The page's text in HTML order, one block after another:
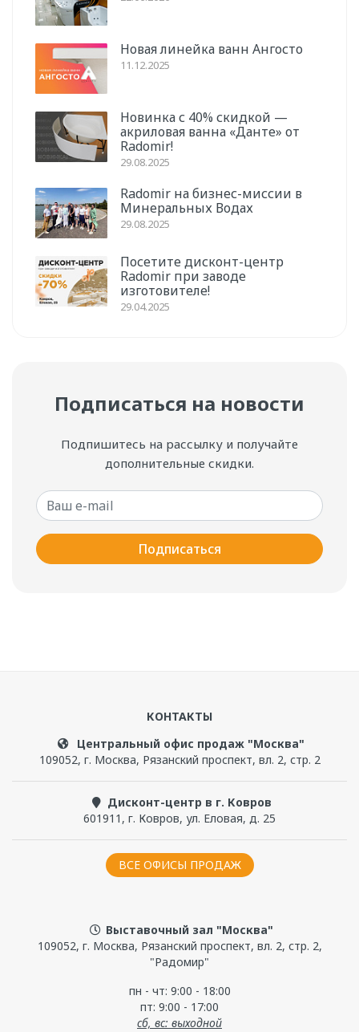
Новая линейка ванн Ангосто
11.12.2025
Новинка с 40% скидкой —
акриловая ванна «Данте» от
Radomir!
29.08.2025
Radomir на бизнес-миссии в
Минеральных Водах
29.08.2025
Посетите дисконт-центр
Radomir при заводе
изготовителе!
29.04.2025
Подписаться на новости
Подпишитесь на рассылку и получайте
дополнительные скидки.
Ваш e-mail
Подписаться
КОНТАКТЫ
Центральный офис продаж "Москва"
109052, г. Москва, Рязанский проспект, вл. 2, стр. 2
Дисконт-центр в г. Ковров
601911 , г. Ковров, ул. Еловая, д. 25
ВСЕ ОФИСЫ ПРОДАЖ
Выставочный зал "Москва"
109052, г. Москва, Рязанский проспект, вл. 2, стр. 2,
"Радомир"
пн - чт: 9:00 - 18:00
пт: 9:00 - 17:00
сб, вс: выходной